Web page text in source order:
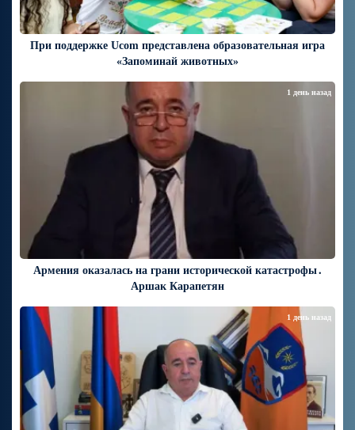
При поддержке Ucom представлена образовательная игра
«Запоминай животных»
Армения оказалась на грани исторической катастрофы․
Аршак Карапетян
1 день назад
1 день назад